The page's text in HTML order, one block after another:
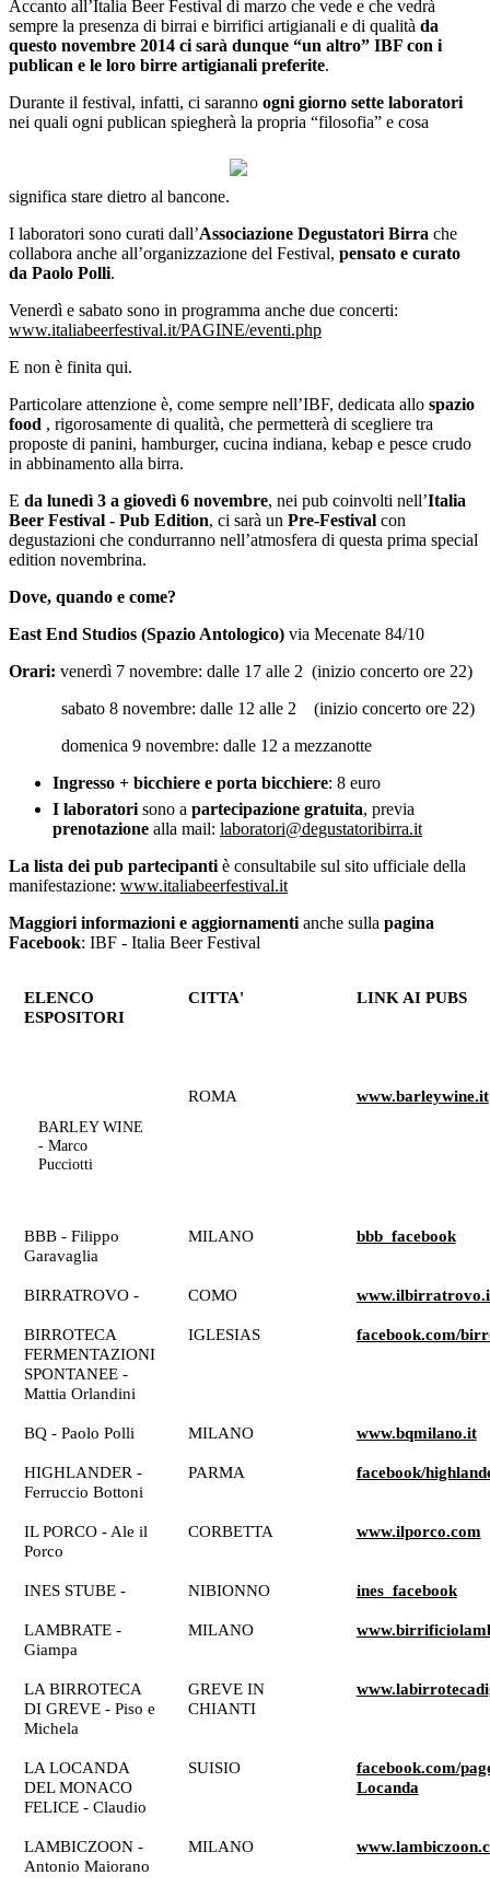
Accanto all’Italia Beer Festival di marzo che vede e che vedrà
sempre la presenza di birrai e birrifici artigianali e di qualità da
questo novembre 2014 ci sarà dunque “un altro” IBF con i
publican e le loro birre artigianali preferite.
Durante il festival, infatti, ci saranno ogni giorno sette laboratori
nei quali ogni publican spiegherà la propria “filosofia” e cosa
significa stare dietro al bancone.
I laboratori sono curati dall’Associazione Degustatori Birra che
collabora anche all’organizzazione del Festival, pensato e curato
da Paolo Polli.
Venerdì e sabato sono in programma anche due concerti:
www.italiabeerfestival.it/PAGINE/eventi.php
E non è finita qui.
Particolare attenzione è, come sempre nell’IBF, dedicata allo spazio
food , rigorosamente di qualità, che permetterà di scegliere tra
proposte di panini, hamburger, cucina indiana, kebap e pesce crudo
in abbinamento alla birra.
E da lunedì 3 a giovedì 6 novembre, nei pub coinvolti nell’Italia
Beer Festival - Pub Edition, ci sarà un Pre-Festival con
degustazioni che condurranno nell’atmosfera di questa prima special
edition novembrina.
Dove, quando e come?
East End Studios (Spazio Antologico) via Mecenate 84/10
Orari: venerdì 7 novembre: dalle 17 alle 2 (inizio concerto ore 22)
sabato 8 novembre: dalle 12 alle 2 (inizio concerto ore 22)
domenica 9 novembre: dalle 12 a mezzanotte
Ingresso + bicchiere e porta bicchiere: 8 euro
I laboratori sono a partecipazione gratuita, previa
prenotazione alla mail: laboratori@degustatoribirra.it
La lista dei pub partecipanti è consultabile sul sito ufficiale della
manifestazione: www.italiabeerfestival.it
Maggiori informazioni e aggiornamenti anche sulla pagina
Facebook: IBF - Italia Beer Festival
ELENCO
ESPOSITORI
CITTA' LINK AI PUBS
BARLEY WINE
- Marco
Pucciotti
ROMA www.barleywine.it
BBB - Filippo
Garavaglia
MILANO bbb_facebook
BIRRATROVO - COMO
BIRROTECA
FERMENTAZIONI
SPONTANEE -
Mattia Orlandini
IGLESIAS facebook.com/
BQ - Paolo Polli MILANO www.bqmilano.it
HIGHLANDER -
Ferruccio Bottoni
PARMA facebook/
IL PORCO - Ale il
Porco
CORBETTA www.ilporco.com
INES STUBE - NIBIONNO ines_facebook
LAMBRATE -
Giampa
MILANO
LA BIRROTECA
DI GREVE - Piso e
Michela
GREVE IN
CHIANTI
LA LOCANDA
DEL MONACO
FELICE - Claudio
SUISIO
facebook.com/
Locanda
LAMBICZOON -
Antonio Maiorano
MILANO